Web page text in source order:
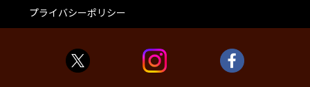
プライバシーポリシー